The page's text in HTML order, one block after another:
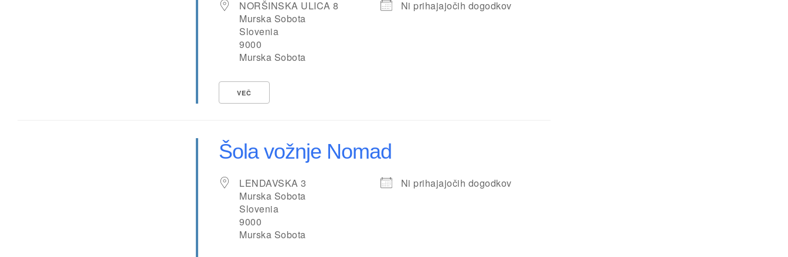
NORŠINSKA ULICA 8
Murska Sobota
Slovenia
9000
Murska Sobota
Ni prihajajočih dogodkov
VEČ
Šola vožnje Nomad
LENDAVSKA 3
Murska Sobota
Slovenia
9000
Murska Sobota
Ni prihajajočih dogodkov